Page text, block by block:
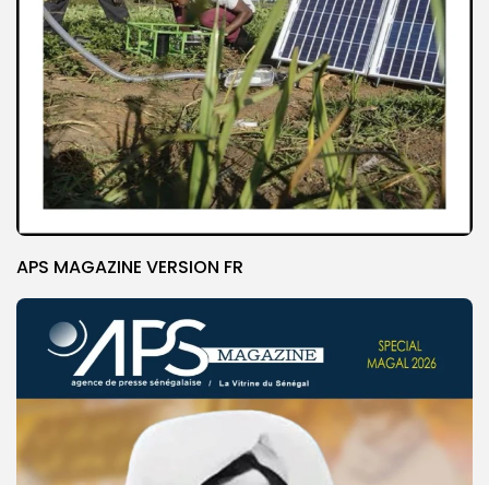
APS MAGAZINE VERSION FR